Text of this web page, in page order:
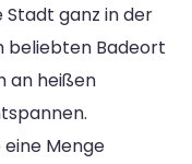
Stadt ganz in der
beliebten Badeort
an heißen
Menge